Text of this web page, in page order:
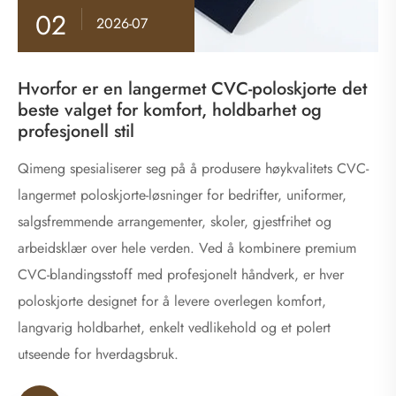
02 2026-07
Hvorfor er en langermet CVC-poloskjorte det
beste valget for komfort, holdbarhet og
profesjonell stil
​Qimeng spesialiserer seg på å produsere høykvalitets CVC-
langermet poloskjorte-løsninger for bedrifter, uniformer,
salgsfremmende arrangementer, skoler, gjestfrihet og
arbeidsklær over hele verden. Ved å kombinere premium
CVC-blandingsstoff med profesjonelt håndverk, er hver
poloskjorte designet for å levere overlegen komfort,
langvarig holdbarhet, enkelt vedlikehold og et polert
utseende for hverdagsbruk.